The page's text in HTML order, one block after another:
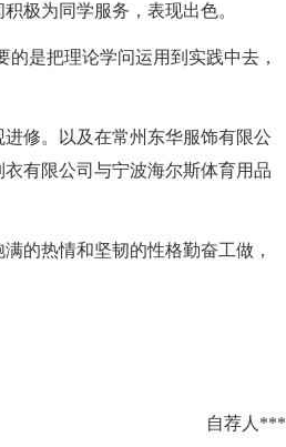
极为同学服务，表现出色。
是把理论学问运用到实践中去，
修。以及在常州东华服饰有限公
有限公司与宁波海尔斯体育用品
的热情和坚韧的性格勤奋工做，
自荐人***